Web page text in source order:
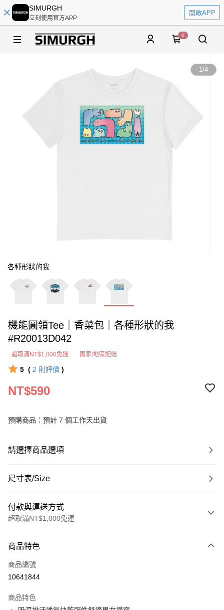
SIMURGH
立刻使用官方APP
開啟APP
0
1/4
各種形狀的我
機能圓領Tee｜香菜包｜各種形狀的我
#R20013D042
超取滿NT$1,000免運 國家/地區配送
5 ( 2 則評價 )
NT$590
預購商品：預計 7 個工作天出貨
請選擇商品選項
尺寸表/Size
付款與運送方式
超取滿NT$1,000免運
信用卡一次付款
超商取貨付款
Apple Pay
商品特色
商品編號
10641844
商品特色